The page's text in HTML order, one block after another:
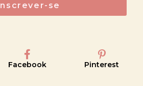
Inscrever-se
Facebook Pinterest